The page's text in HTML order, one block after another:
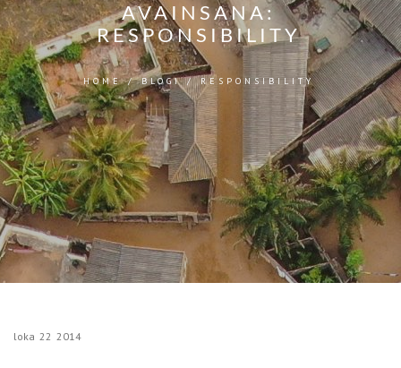
AVAINSANA:
RESPONSIBILITY
HOME/BLOGI/RESPONSIBILITY
loka 22 2014